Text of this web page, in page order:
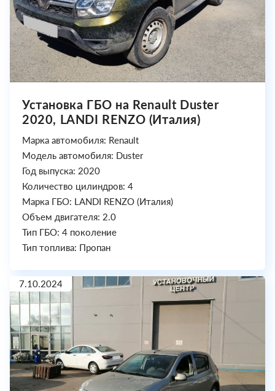
Установка ГБО на Renault Duster
2020, LANDI RENZO (Италия)
Марка автомобиля: Renault
Модель автомобиля: Duster
Год выпуска: 2020
Количество цилиндров: 4
Марка ГБО: LANDI RENZO (Италия)
Объем двигателя: 2.0
Тип ГБО: 4 поколение
Тип топлива: Пропан
7.10.2024